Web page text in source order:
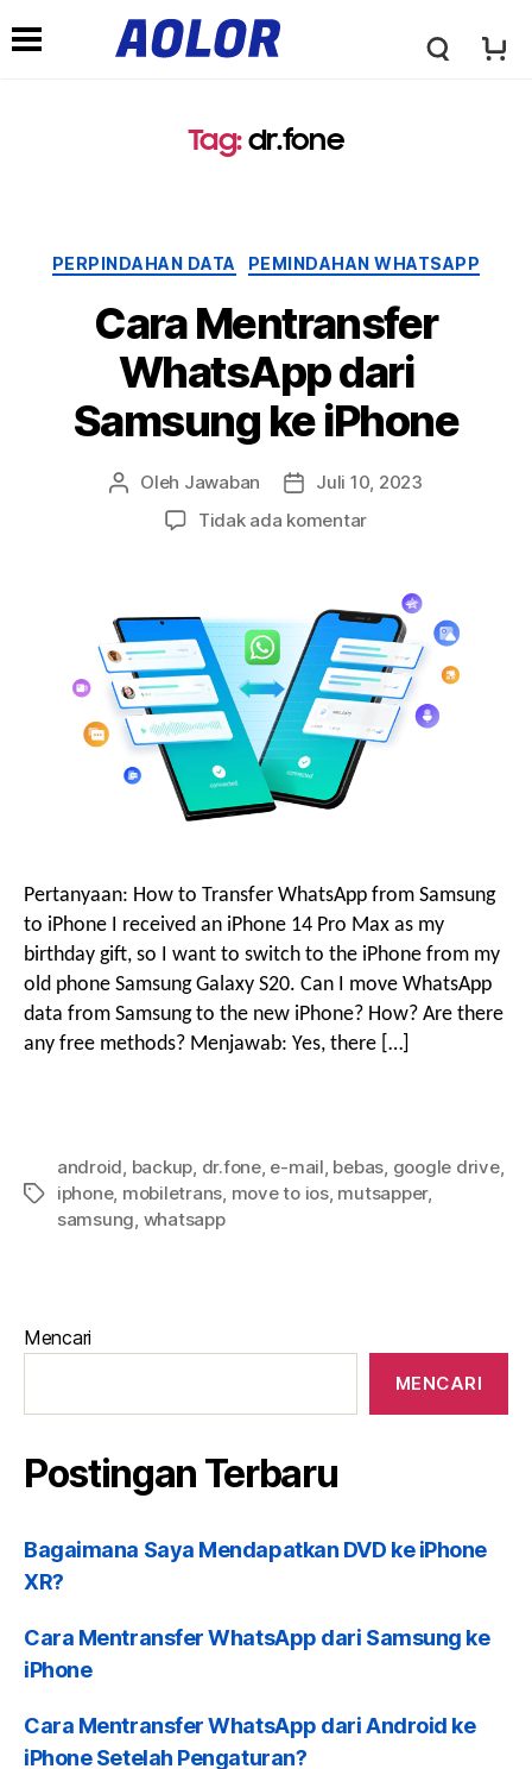
L
o
A
o
l
r
Tag: dr.fone
PERPINDAHAN DATA PEMINDAHAN WHATSAPP
Cara Mentransfer
WhatsApp dari
Samsung ke iPhone
Oleh Jawaban
Juli 10, 2023
Tidak ada komentar
Pertanyaan: How to Transfer WhatsApp from Samsung
to iPhone I received an iPhone 14 Pro Max as my
birthday gift, so I want to switch to the iPhone from my
old phone Samsung Galaxy S20. Can I move WhatsApp
data from Samsung to the new iPhone? How? Are there
any free methods? Menjawab: Yes, there […]
android, backup, dr.fone, e-mail, bebas, google drive,
iphone, mobiletrans, move to ios, mutsapper,
samsung, whatsapp
Mencari
MENCARI
Postingan Terbaru
Bagaimana Saya Mendapatkan DVD ke iPhone
XR?
Cara Mentransfer WhatsApp dari Samsung ke
iPhone
Cara Mentransfer WhatsApp dari Android ke
iPhone Setelah Pengaturan?